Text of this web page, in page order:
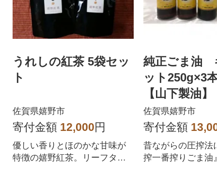
うれしの紅茶 5袋セッ
ト
佐賀県嬉野市
寄付金額 12,000円
優しい香りとほのかな甘味が
特徴の嬉野紅茶。リーフタイ
純正ごま油
ット250g×3
【山下製油】
佐賀県嬉野市
寄付金額
昔ながらの圧搾法
搾一番搾りごま油